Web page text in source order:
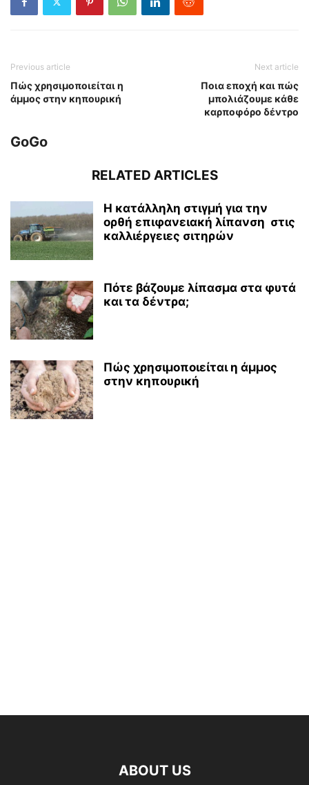
Previous article
Πώς χρησιμοποιείται η
άμμος στην κηπουρική
Next article
Ποια εποχή και πώς
μπολιάζουμε κάθε
καρποφόρο δέντρο
GoGo
RELATED ARTICLES
Η κατάλληλη στιγμή για την
ορθή επιφανειακή λίπανση στις
καλλιέργειες σιτηρών
Πότε βάζουμε λίπασμα στα φυτά
και τα δέντρα;
Πώς χρησιμοποιείται η άμμος
στην κηπουρική
ABOUT US